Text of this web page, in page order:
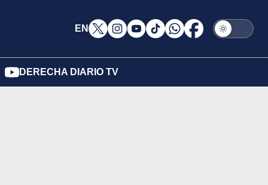
EN
DERECHA DIARIO TV